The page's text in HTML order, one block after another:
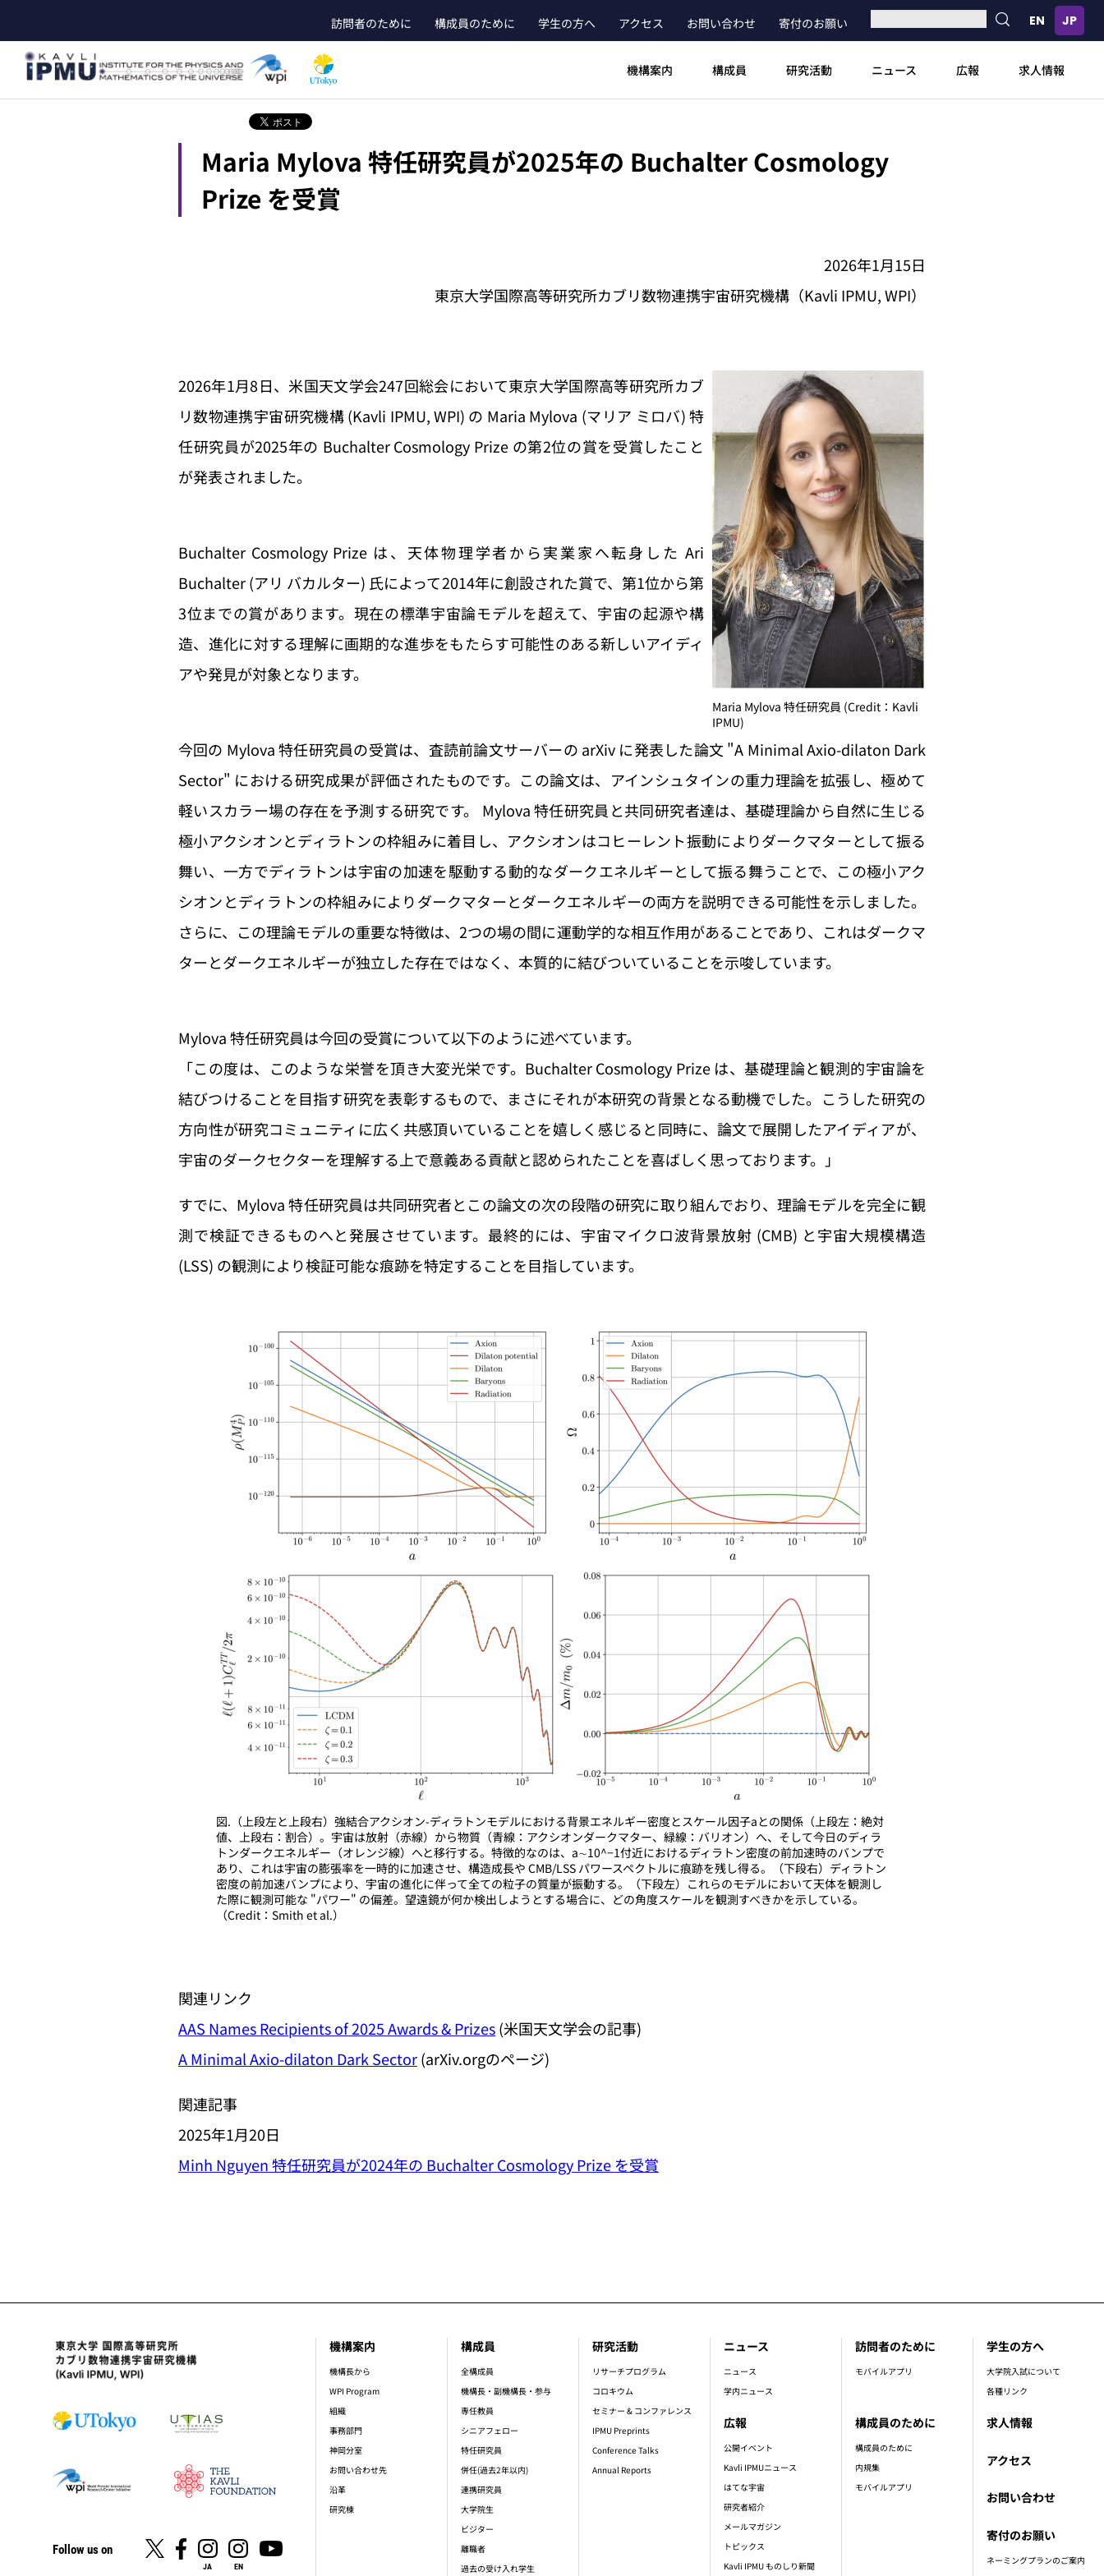
ン
テ
header_main_menu_contact
訪問者のために 構成員のために 学生の方へ アクセス お問い合わせ 寄付のお願い
機構案内 構成員 研究活動 ニュース 広報 求人情報
Maria Mylova 特任研究員が2025年の Buchalter Cosmology
Prize を受賞
2026年1月15日
東京大学国際高等研究所カブリ数物連携宇宙研究機構（Kavli IPMU, WPI）
Maria Mylova 特任研究員 (Credit：Kavli
IPMU)
2026年1月8日、米国天文学会247回総会において東京大学国際高等研究所カブ
リ数物連携宇宙研究機構 (Kavli IPMU, WPI) の Maria Mylova (マリア ミロバ) 特
任研究員が2025年の Buchalter Cosmology Prize の第2位の賞を受賞したこと
が発表されました。
Buchalter Cosmology Prize は、天体物理学者から実業家へ転身した Ari
Buchalter (アリ バカルター) 氏によって2014年に創設された賞で、第1位から第
3位までの賞があります。現在の標準宇宙論モデルを超えて、宇宙の起源や構
造、進化に対する理解に画期的な進歩をもたらす可能性のある新しいアイディ
アや発見が対象となります。
今回の Mylova 特任研究員の受賞は、査読前論文サーバーの arXiv に発表した論文 "A Minimal Axio-dilaton Dark
Sector" における研究成果が評価されたものです。この論文は、アインシュタインの重力理論を拡張し、極めて
軽いスカラー場の存在を予測する研究です。 Mylova 特任研究員と共同研究者達は、基礎理論から自然に生じる
極小アクシオンとディラトンの枠組みに着目し、アクシオンはコヒーレント振動によりダークマターとして振る
舞い、一方でディラトンは宇宙の加速を駆動する動的なダークエネルギーとして振る舞うことで、この極小アク
シオンとディラトンの枠組みによりダークマターとダークエネルギーの両方を説明できる可能性を示しました。
さらに、この理論モデルの重要な特徴は、2つの場の間に運動学的な相互作用があることであり、これはダークマ
ターとダークエネルギーが独立した存在ではなく、本質的に結びついていることを示唆しています。
Mylova 特任研究員は今回の受賞について以下のように述べています。
「この度は、このような栄誉を頂き大変光栄です。Buchalter Cosmology Prize は、基礎理論と観測的宇宙論を
結びつけることを目指す研究を表彰するもので、まさにそれが本研究の背景となる動機でした。こうした研究の
方向性が研究コミュニティに広く共感頂いていることを嬉しく感じると同時に、論文で展開したアイディアが、
宇宙のダークセクターを理解する上で意義ある貢献と認められたことを喜ばしく思っております。」
すでに、Mylova 特任研究員は共同研究者とこの論文の次の段階の研究に取り組んでおり、理論モデルを完全に観
測で検証できるものへと発展させています。最終的には、宇宙マイクロ波背景放射 (CMB) と宇宙大規模構造
(LSS) の観測により検証可能な痕跡を特定することを目指しています。
図.（上段左と上段右）強結合アクシオン-ディラトンモデルにおける背景エネルギー密度とスケール因子aとの関係（上段左：絶対
値、上段右：割合）。宇宙は放射（赤線）から物質（青線：アクシオンダークマター、緑線：バリオン）へ、そして今日のディラ
トンダークエネルギー（オレンジ線）へと移行する。特徴的なのは、a∼10^−1付近におけるディラトン密度の前加速時のバンプで
あり、これは宇宙の膨張率を一時的に加速させ、構造成長や CMB/LSS パワースペクトルに痕跡を残し得る。（下段右）ディラトン
密度の前加速バンプにより、宇宙の進化に伴って全ての粒子の質量が振動する。（下段左）これらのモデルにおいて天体を観測し
た際に観測可能な "パワー" の偏差。望遠鏡が何か検出しようとする場合に、どの角度スケールを観測すべきかを示している。
（Credit：Smith et al.）
関連リンク
AAS Names Recipients of 2025 Awards & Prizes(米国天文学会の記事)
A Minimal Axio-dilaton Dark Sector(arXiv.orgのページ)
関連記事
2025年1月20日
Minh Nguyen 特任研究員が2024年の Buchalter Cosmology Prize を受賞
Follow us on
JA EN
footer_main_menu
機構案内
機構長から
WPI Program
組織
事務部門
神岡分室
お問い合わせ先
沿革
研究棟
構成員
全構成員
機構長・副機構長・参与
専任教員
シニアフェロー
特任研究員
併任(過去2年以内)
連携研究員
大学院生
ビジター
離職者
過去の受け入れ学生
研究活動
リサーチプログラム
コロキウム
セミナー & コンファレンス
IPMU Preprints
Conference Talks
Annual Reports
ニュース
ニュース
学内ニュース
広報
公開イベント
Kavli IPMUニュース
はてな宇宙
研究者紹介
メールマガジン
トピックス
Kavli IPMU ものしり新聞
求人情報
訪問者のために
モバイルアプリ
構成員のために
構成員のために
内規集
モバイルアプリ
学生の方へ
大学院入試について
各種リンク
アクセス
お問い合わせ
寄付のお願い
ネーミングプランのご案内